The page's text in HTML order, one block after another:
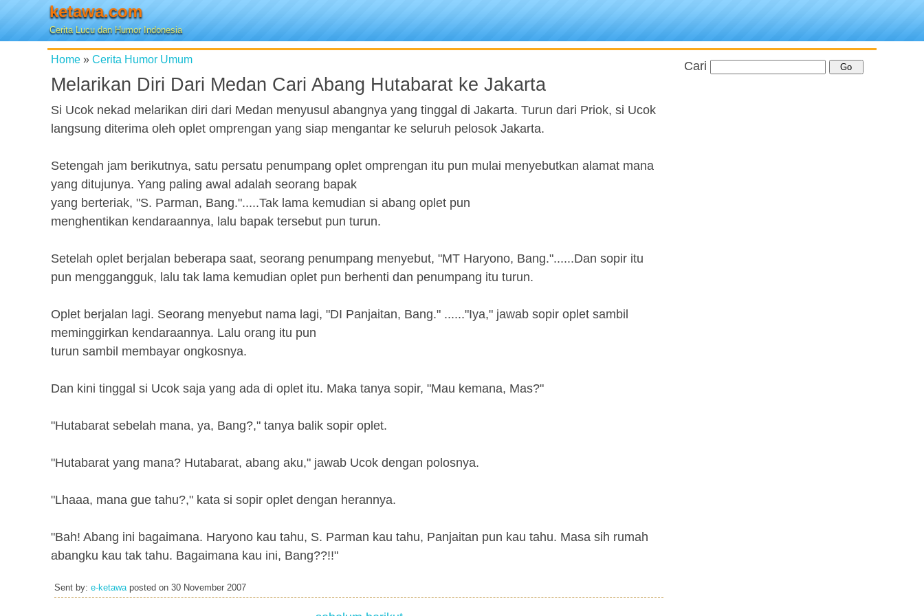
ketawa.com
Cerita Lucu dan Humor Indonesia
Home » Cerita Humor Umum
Melarikan Diri Dari Medan Cari Abang Hutabarat ke Jakarta
Si Ucok nekad melarikan diri dari Medan menyusul abangnya yang tinggal di Jakarta. Turun dari Priok, si Ucok
langsung diterima oleh oplet omprengan yang siap mengantar ke seluruh pelosok Jakarta.
Setengah jam berikutnya, satu persatu penumpang oplet omprengan itu pun mulai menyebutkan alamat mana
yang ditujunya. Yang paling awal adalah seorang bapak
yang berteriak, "S. Parman, Bang.".....Tak lama kemudian si abang oplet pun
menghentikan kendaraannya, lalu bapak tersebut pun turun.
Setelah oplet berjalan beberapa saat, seorang penumpang menyebut, "MT Haryono, Bang."......Dan sopir itu
pun menggangguk, lalu tak lama kemudian oplet pun berhenti dan penumpang itu turun.
Oplet berjalan lagi. Seorang menyebut nama lagi, "DI Panjaitan, Bang." ......"Iya," jawab sopir oplet sambil
meminggirkan kendaraannya. Lalu orang itu pun
turun sambil membayar ongkosnya.
Dan kini tinggal si Ucok saja yang ada di oplet itu. Maka tanya sopir, "Mau kemana, Mas?"
"Hutabarat sebelah mana, ya, Bang?," tanya balik sopir oplet.
"Hutabarat yang mana? Hutabarat, abang aku," jawab Ucok dengan polosnya.
"Lhaaa, mana gue tahu?," kata si sopir oplet dengan herannya.
"Bah! Abang ini bagaimana. Haryono kau tahu, S. Parman kau tahu, Panjaitan pun kau tahu. Masa sih rumah
abangku kau tak tahu. Bagaimana kau ini, Bang??!!"
Sent by: e-ketawaposted on 30 November 2007
Cari